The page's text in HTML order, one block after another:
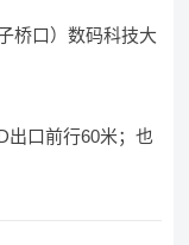
桥口）数码科技大
出口前行60米；也